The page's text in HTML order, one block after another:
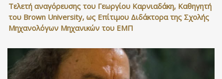
Τελετή αναγόρευσης του Γεωργίου Καρνιαδάκη, Καθηγητή
του Brown University, ως Επίτιμου Διδάκτορα της Σχολής
Μηχανολόγων Μηχανικών του ΕΜΠ